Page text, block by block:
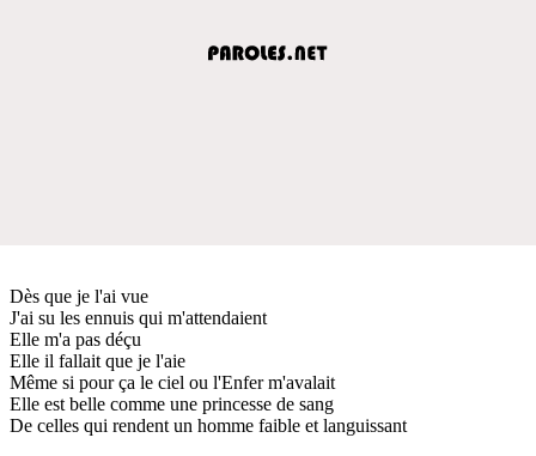
Dès que je l'ai vue
J'ai su les ennuis qui m'attendaient
Elle m'a pas déçu
Elle il fallait que je l'aie
Même si pour ça le ciel ou l'Enfer m'avalait
Elle est belle comme une princesse de sang
De celles qui rendent un homme faible et languissant